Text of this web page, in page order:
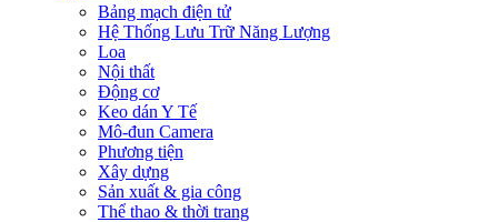
Bảng mạch điện tử
Hệ Thống Lưu Trữ Năng Lượng
Loa
Nội thất
Động cơ
Keo dán Y Tế
Mô-đun Camera
Phương tiện
Xây dựng
Sản xuất & gia công
Thể thao & thời trang